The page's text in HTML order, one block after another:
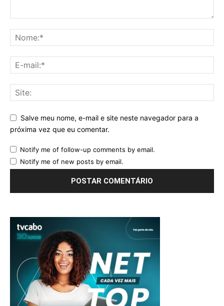
Salve meu nome, e-mail e site neste navegador para a
próxima vez que eu comentar.
Notify me of follow-up comments by email.
Notify me of new posts by email.